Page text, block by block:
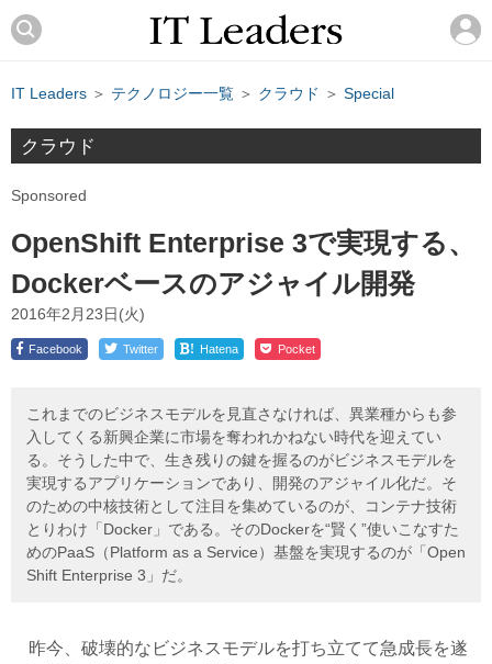
IT Leaders ＞ テクノロジー一覧 ＞ クラウド ＞ Special
クラウド
Sponsored
OpenShift Enterprise 3で実現する、
Dockerベースのアジャイル開発
2016年2月23日(火)
Facebook Twitter ! Hatena Pocket
これまでのビジネスモデルを見直さなければ、異業種からも参
入してくる新興企業に市場を奪われかねない時代を迎えてい
る。そうした中で、生き残りの鍵を握るのがビジネスモデルを
実現するアプリケーションであり、開発のアジャイル化だ。そ
のための中核技術として注目を集めているのが、コンテナ技術
とりわけ「Docker」である。そのDockerを“賢く”使いこなすた
めのPaaS（Platform as a Service）基盤を実現するのが「Open
Shift Enterprise 3」だ。
昨今、破壊的なビジネスモデルを打ち立てて急成長を遂